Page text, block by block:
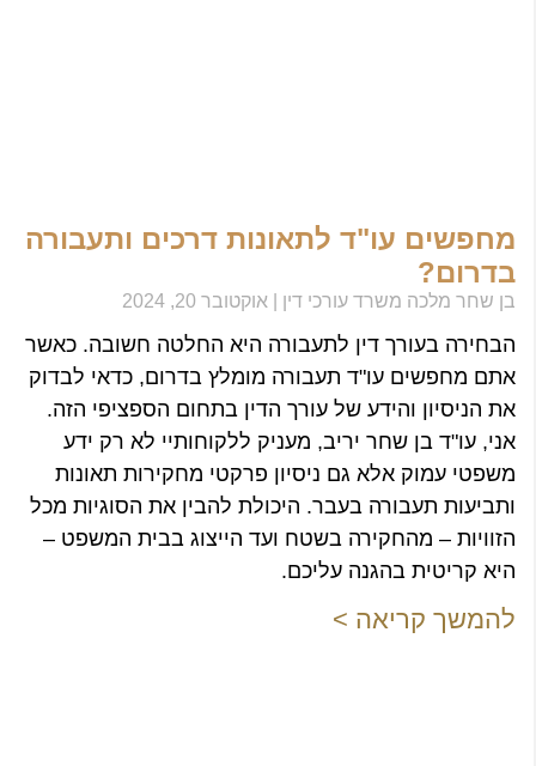
מחפשים עו"ד לתאונות דרכים ותעבורה
בדרום?
בן שחר מלכה משרד עורכי דין אוקטובר 20, 2024
הבחירה בעורך דין לתעבורה היא החלטה חשובה. כאשר
אתם מחפשים עו"ד תעבורה מומלץ בדרום, כדאי לבדוק
את הניסיון והידע של עורך הדין בתחום הספציפי הזה.
אני, עו"ד בן שחר יריב, מעניק ללקוחותיי לא רק ידע
משפטי עמוק אלא גם ניסיון פרקטי מחקירות תאונות
ותביעות תעבורה בעבר. היכולת להבין את הסוגיות מכל
הזוויות – מהחקירה בשטח ועד הייצוג בבית המשפט –
היא קריטית בהגנה עליכם.
להמשך קריאה >